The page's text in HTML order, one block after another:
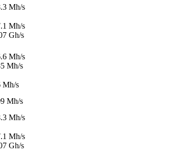
Mh/s
Mh/s
Gh/s
Mh/s
Mh/s
Mh/s
Mh/s
Mh/s
Mh/s
Gh/s